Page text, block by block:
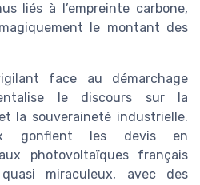
liés à l’empreinte carbone,
le montant des
face au démarchage
le discours sur la
la souveraineté industrielle.
gonflent les devis en
photovoltaïques français
miraculeux, avec des